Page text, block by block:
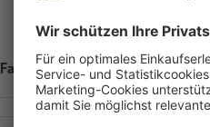
Fahnen & Flaggen